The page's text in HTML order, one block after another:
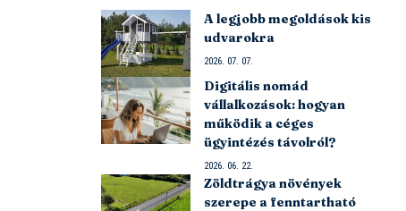
A legjobb megoldások kis
udvarokra
2026. 07. 07.
Digitális nomád
vállalkozások: hogyan
működik a céges
ügyintézés távolról?
2026. 06. 22.
Zöldtrágya növények
szerepe a fenntartható